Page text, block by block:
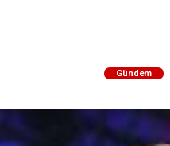
Gündem